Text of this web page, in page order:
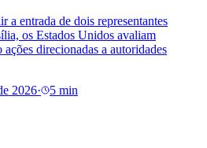
entrada de dois representantes
os Estados Unidos avaliam
direcionadas a autoridades
2026· 5 min